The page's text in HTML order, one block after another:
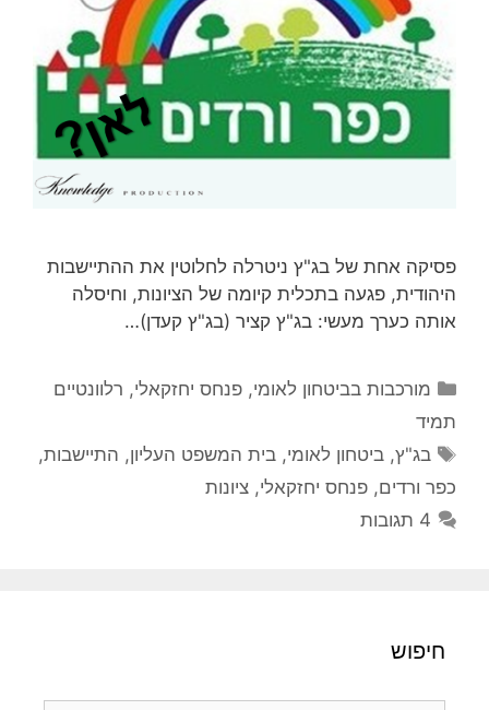
פסיקה אחת של בג"ץ ניטרלה לחלוטין את ההתיישבות
היהודית, פגעה בתכלית קיומה של הציונות, וחיסלה
אותה כערך מעשי: בג"ץ קציר (בג"ץ קעדן)…
קטגוריות
מורכבות בביטחון לאומי,פנחס יחזקאלי, רלוונטיים
תמיד
תגיות
בג"ץ,ביטחון לאומי,בית המשפט העליון, התיישבות,
כפר ורדים, פנחס יחזקאלי, ציונות
4 תגובות
חיפוש